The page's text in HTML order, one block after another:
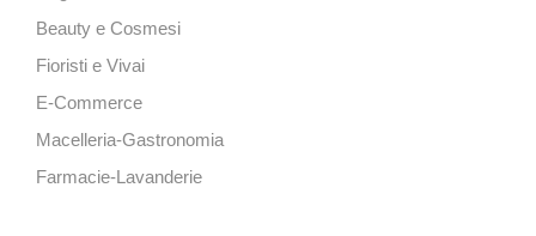
Beauty e Cosmesi
Fioristi e Vivai
E-Commerce
Macelleria-Gastronomia
Farmacie-Lavanderie